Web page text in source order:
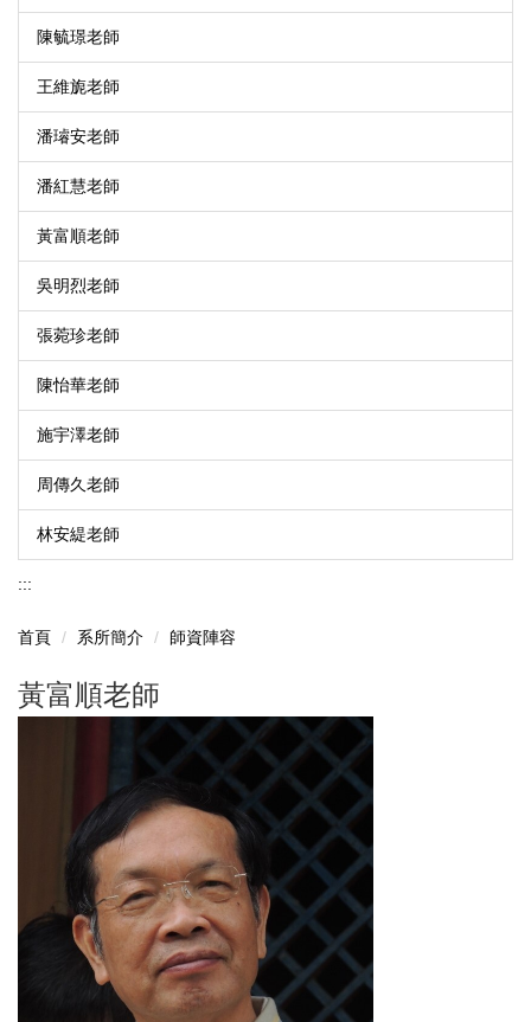
陳毓璟老師
王維旎老師
潘璿安老師
潘紅慧老師
黃富順老師
吳明烈老師
張菀珍老師
陳怡華老師
施宇澤老師
周傳久老師
林安緹老師
:::
首頁 系所簡介 師資陣容
黃富順老師